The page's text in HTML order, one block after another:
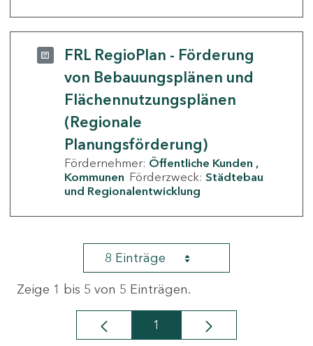
FRL RegioPlan - Förderung
von Bebauungsplänen und
Flächennutzungsplänen
(Regionale
Planungsförderung)
Fördernehmer: Öffentliche Kunden
Kommunen Förderzweck: Städtebau
und Regionalentwicklung
8 Einträge
Zeige 1 bis 5 von 5 Einträgen.
Seite
1